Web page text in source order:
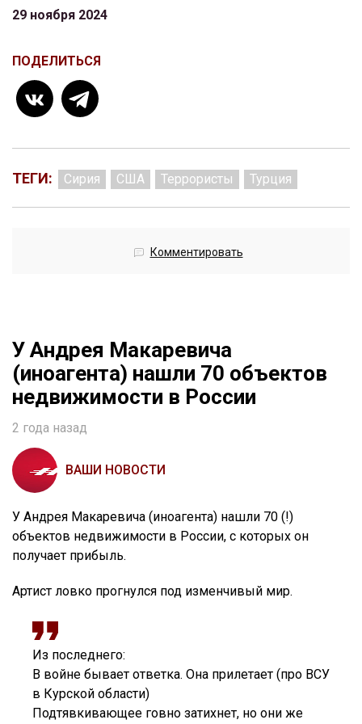
29 ноября 2024
ПОДЕЛИТЬСЯ
ТЕГИ: Сирия США Террористы Турция
Комментировать
У Андрея Макаревича
(иноагента) нашли 70 объектов
недвижимости в России
2 года назад
ВАШИ НОВОСТИ
У Андрея Макаревича (иноагента) нашли 70 (!)
объектов недвижимости в России, с которых он
получает прибыль.
Артист ловко прогнулся под изменчивый мир.
Из последнего:
В войне бывает ответка. Она прилетает (про ВСУ
в Курской области)
Подтявкивающее говно затихнет, но они же